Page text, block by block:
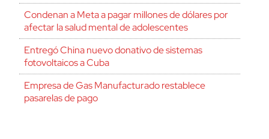
Condenan a Meta a pagar millones de dólares por
afectar la salud mental de adolescentes
Entregó China nuevo donativo de sistemas
fotovoltaicos a Cuba
Empresa de Gas Manufacturado restablece
pasarelas de pago